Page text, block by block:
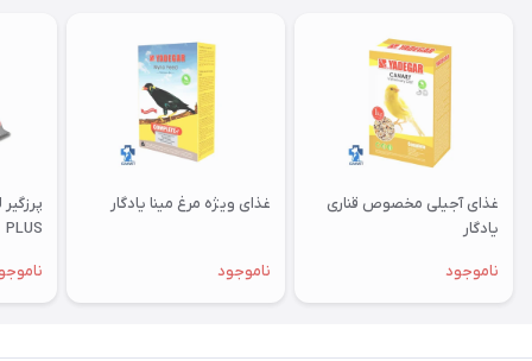
غذای آجیلی مخصوص قناری
یادگار
ناموجود
غذای ویژه مرغ مینا یادگار
ناموجود
PLUS